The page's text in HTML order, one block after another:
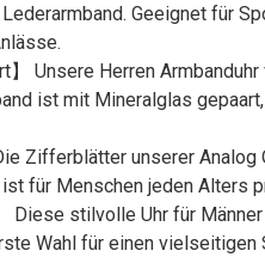
Geeignet für
】 Unsere Herren
ist mit Mineralglas
Zifferblätter unserer Analog
ist für Menschen jeden
Diese stilvolle Uhr für
Wahl für einen vielseitigen